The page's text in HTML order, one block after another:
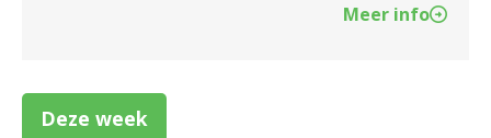
Meer info
Deze week